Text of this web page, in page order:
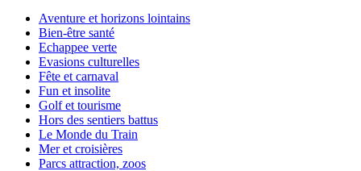
Aventure et horizons lointains
Bien-être santé
Echappee verte
Evasions culturelles
Fête et carnaval
Fun et insolite
Golf et tourisme
Hors des sentiers battus
Le Monde du Train
Mer et croisières
Parcs attraction, zoos